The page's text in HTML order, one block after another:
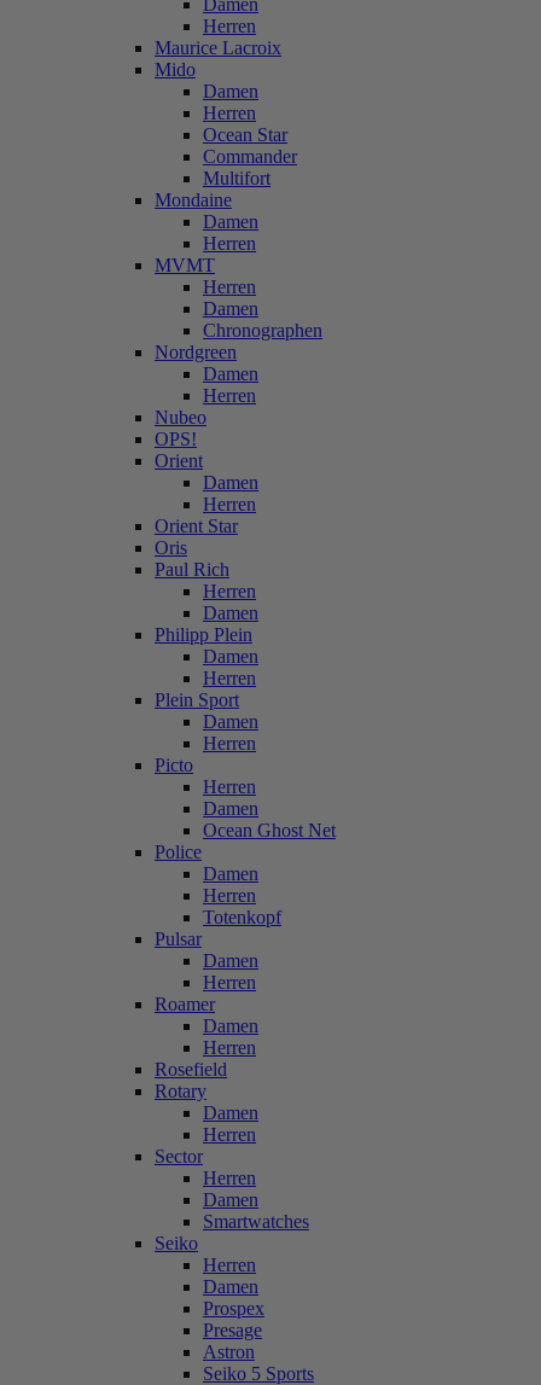
Damen
Herren
Maurice Lacroix
Mido
Damen
Herren
Ocean Star
Commander
Multifort
Mondaine
Damen
Herren
MVMT
Herren
Damen
Chronographen
Nordgreen
Damen
Herren
Nubeo
OPS!
Orient
Damen
Herren
Orient Star
Oris
Paul Rich
Herren
Damen
Philipp Plein
Damen
Herren
Plein Sport
Damen
Herren
Picto
Herren
Damen
Ocean Ghost Net
Police
Damen
Herren
Totenkopf
Pulsar
Damen
Herren
Roamer
Damen
Herren
Rosefield
Rotary
Damen
Herren
Sector
Herren
Damen
Smartwatches
Seiko
Herren
Damen
Prospex
Presage
Astron
Seiko 5 Sports